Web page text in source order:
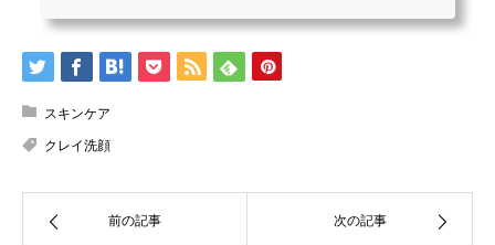
スキンケア
クレイ洗顔
前の記事 次の記事